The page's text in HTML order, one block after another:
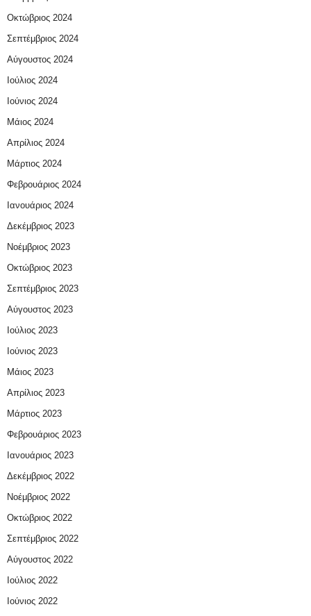
Οκτώβριος 2024
Σεπτέμβριος 2024
Αύγουστος 2024
Ιούλιος 2024
Ιούνιος 2024
Μάιος 2024
Απρίλιος 2024
Μάρτιος 2024
Φεβρουάριος 2024
Ιανουάριος 2024
Δεκέμβριος 2023
Νοέμβριος 2023
Οκτώβριος 2023
Σεπτέμβριος 2023
Αύγουστος 2023
Ιούλιος 2023
Ιούνιος 2023
Μάιος 2023
Απρίλιος 2023
Μάρτιος 2023
Φεβρουάριος 2023
Ιανουάριος 2023
Δεκέμβριος 2022
Νοέμβριος 2022
Οκτώβριος 2022
Σεπτέμβριος 2022
Αύγουστος 2022
Ιούλιος 2022
Ιούνιος 2022